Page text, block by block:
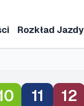
Rozkład Jazdy
11 12